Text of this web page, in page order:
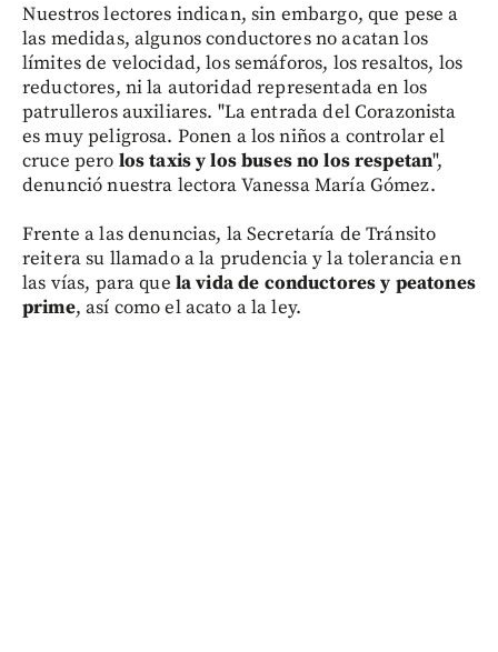
Nuestros lectores indican, sin embargo, que pese a
las medidas, algunos conductores no acatan los
límites de velocidad, los semáforos, los resaltos, los
reductores, ni la autoridad representada en los
patrulleros auxiliares. "La entrada del Corazonista
es muy peligrosa. Ponen a los niños a controlar el
cruce pero los taxis y los buses no los respetan",
denunció nuestra lectora Vanessa María Gómez.
Frente a las denuncias, la Secretaría de Tránsito
reitera su llamado a la prudencia y la tolerancia en
las vías, para que la vida de conductores y peatones
prime, así como el acato a la ley.